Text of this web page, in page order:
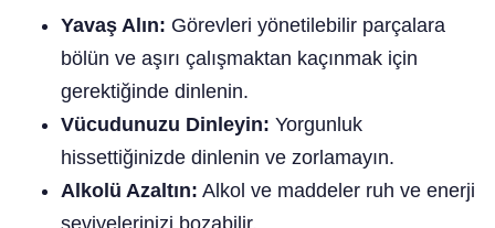
Yavaş Alın: Görevleri yönetilebilir parçalara
bölün ve aşırı çalışmaktan kaçınmak için
gerektiğinde dinlenin.
Vücudunuzu Dinleyin: Yorgunluk
hissettiğinizde dinlenin ve zorlamayın.
Alkolü Azaltın: Alkol ve maddeler ruh ve enerji
seviyelerinizi bozabilir.